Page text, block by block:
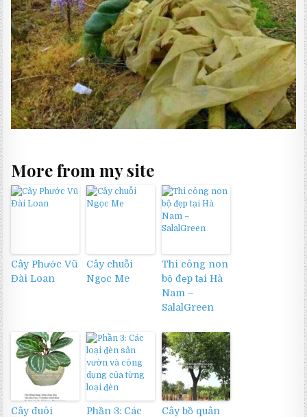
More from my site
Cây Phước Vũ
Đài Loan
Cây chuỗi
Ngọc Me
Thi công non
bộ đẹp tại Hà
Nam –
SalalGreen
Cây đuôi
Phần 3: Các
Cây bồ quân